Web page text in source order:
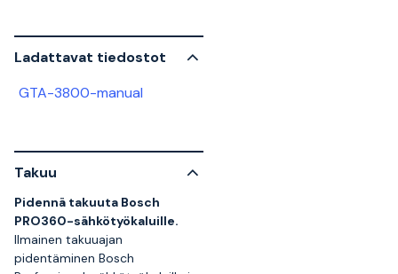
Ladattavat tiedostot
GTA-3800-manual
Takuu
Pidennä takuuta Bosch
PRO360-sähkötyökaluille.
Ilmainen takuuajan
pidentäminen Bosch